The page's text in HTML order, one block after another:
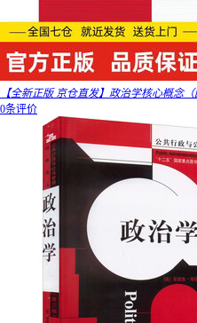
【全新正版 京仓直发】政治学核心概念
0条评价